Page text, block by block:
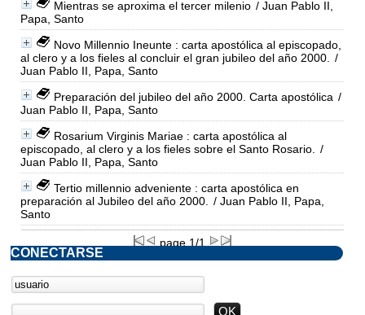
Mientras se aproxima el tercer milenio / Juan Pablo II,
Papa, Santo
Novo Millennio Ineunte : carta apostólica al episcopado,
al clero y a los fieles al concluir el gran jubileo del año 2000.
/
Juan Pablo II, Papa, Santo
Preparación del jubileo del año 2000. Carta apostólica /
Juan Pablo II, Papa, Santo
Rosarium Virginis Mariae : carta apostólica al
episcopado, al clero y a los fieles sobre el Santo Rosario.
/
Juan Pablo II, Papa, Santo
Tertio millennio adveniente : carta apostólica en
preparación al Jubileo del año 2000.
/ Juan Pablo II, Papa,
Santo
page 1/1
CONECTARSE